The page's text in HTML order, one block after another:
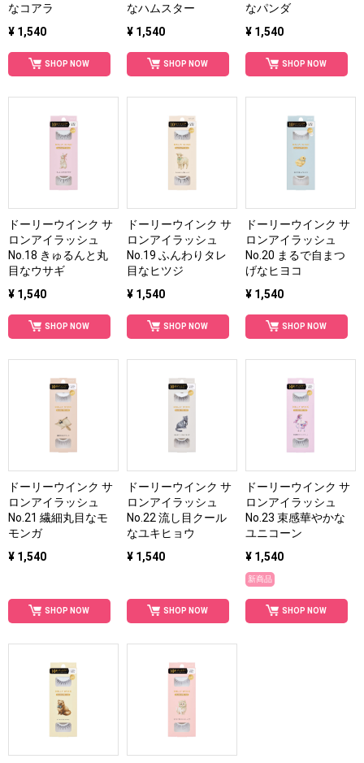
なコアラ
¥ 1,540
SHOP NOW
なハムスター
¥ 1,540
SHOP NOW
なパンダ
¥ 1,540
SHOP NOW
ドーリーウインク サ
ロンアイラッシュ
No.18 きゅるんと丸
目なウサギ
¥ 1,540
SHOP NOW
ドーリーウインク サ
ロンアイラッシュ
No.19 ふんわりタレ
目なヒツジ
¥ 1,540
SHOP NOW
ドーリーウインク サ
ロンアイラッシュ
No.20 まるで自まつ
げなヒヨコ
¥ 1,540
SHOP NOW
ドーリーウインク サ
ロンアイラッシュ
No.21 繊細丸目なモ
モンガ
¥ 1,540
SHOP NOW
ドーリーウインク サ
ロンアイラッシュ
No.22 流し目クール
なユキヒョウ
¥ 1,540
SHOP NOW
ドーリーウインク サ
ロンアイラッシュ
No.23 束感華やかな
ユニコーン
¥ 1,540
新商品
SHOP NOW